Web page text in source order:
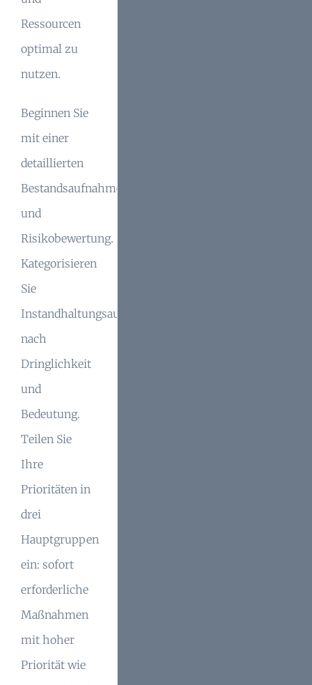
Ressourcen
optimal zu
nutzen.
Beginnen Sie
mit einer
detaillierten
Bestandsaufnahme
und
Risikobewertung.
Kategorisieren
Sie
Instandhaltungsaufgaben
nach
Dringlichkeit
und
Bedeutung.
Teilen Sie
Ihre
Prioritäten in
drei
Hauptgruppen
ein: sofort
erforderliche
Maßnahmen
mit hoher
Priorität wie